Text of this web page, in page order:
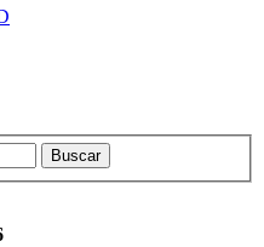
Buscar